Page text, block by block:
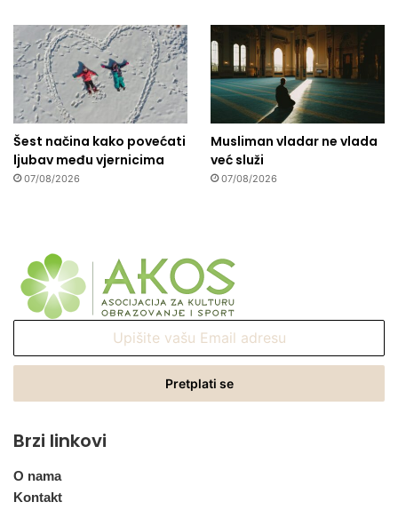
Šest načina kako povećati
ljubav među vjernicima
07/08/2026
Musliman vladar ne vlada
već služi
07/08/2026
Email
Brzi linkovi
O nama
Kontakt